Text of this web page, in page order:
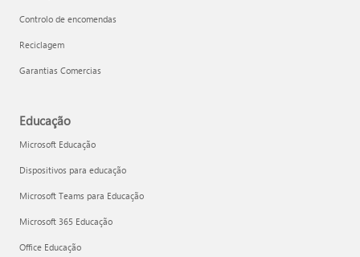
Controlo de encomendas
Reciclagem
Garantias Comercias
Educação
Microsoft Educação
Dispositivos para educação
Microsoft Teams para Educação
Microsoft 365 Educação
Office Educação